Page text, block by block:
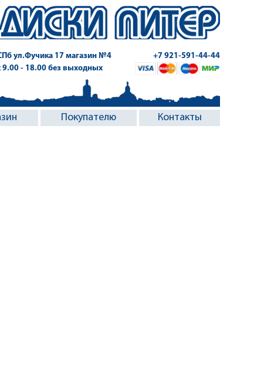
ул.Фучика 17магазин №4
+7 921-591-44-44
9.00 - 18.00 без выходных
Покупателю Контакты